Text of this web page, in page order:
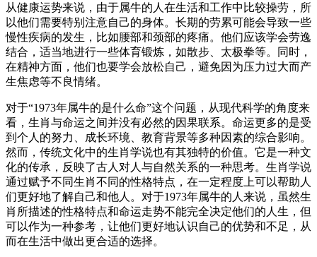
从健康运势来说，由于属牛的人在生活和工作中比较操劳，所
以他们需要特别注意自己的身体。长期的劳累可能会导致一些
慢性疾病的发生，比如腰部和颈部的疼痛。他们应该学会劳逸
结合，适当地进行一些体育锻炼，如散步、太极拳等。同时，
在精神方面，他们也要学会放松自己，避免因为压力过大而产
生焦虑等不良情绪。
对于“1973年属牛的是什么命”这个问题，从现代科学的角度来
看，生肖与命运之间并没有必然的因果联系。命运更多的是受
到个人的努力、成长环境、教育背景等多种因素的综合影响。
然而，传统文化中的生肖学说也有其独特的价值。它是一种文
化的传承，反映了古人对人与自然关系的一种思考。生肖学说
通过赋予不同生肖不同的性格特点，在一定程度上可以帮助人
们更好地了解自己和他人。对于1973年属牛的人来说，虽然生
肖所描述的性格特点和命运走势不能完全决定他们的人生，但
可以作为一种参考，让他们更好地认识自己的优势和不足，从
而在生活中做出更合适的选择。